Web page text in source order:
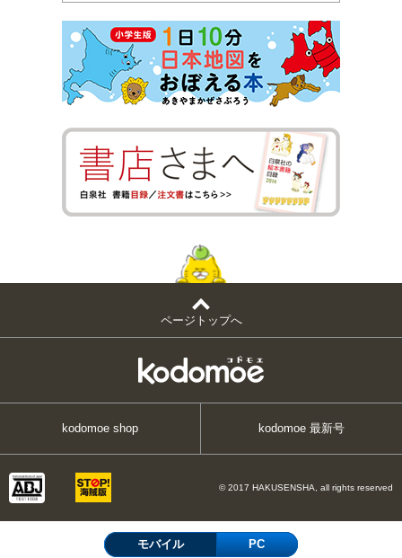
ページトップへ
kodomoe shop kodomoe 最新号
© 2017 HAKUSENSHA, all rights reserved
モバイル PC